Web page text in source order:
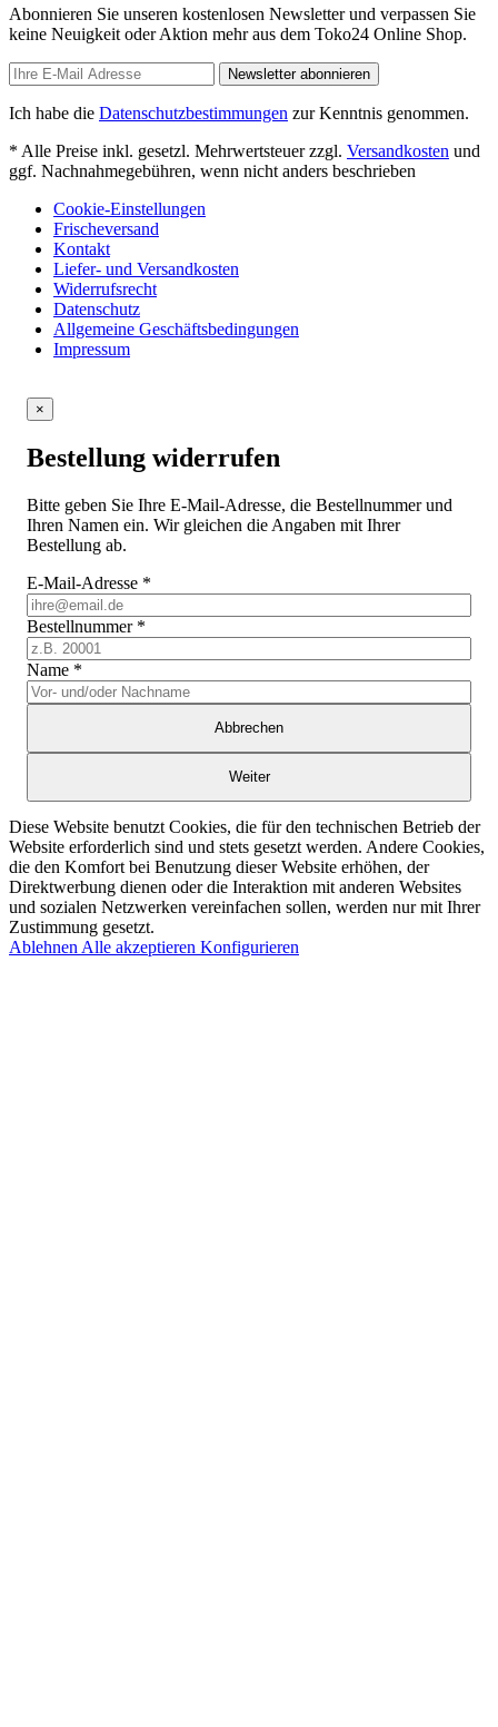
Abonnieren Sie unseren kostenlosen Newsletter und verpassen Sie
keine Neuigkeit oder Aktion mehr aus dem Toko24 Online Shop.
Newsletter abonnieren
Ich habe die Datenschutzbestimmungen zur Kenntnis genommen.
* Alle Preise inkl. gesetzl. Mehrwertsteuer zzgl. Versandkosten und
ggf. Nachnahmegebühren, wenn nicht anders beschrieben
Cookie-Einstellungen
Frischeversand
Kontakt
Liefer- und Versandkosten
Widerrufsrecht
Datenschutz
Allgemeine Geschäftsbedingungen
Impressum
×
Bestellung widerrufen
Bitte geben Sie Ihre E-Mail-Adresse, die Bestellnummer und
Ihren Namen ein. Wir gleichen die Angaben mit Ihrer
Bestellung ab.
E-Mail-Adresse *
Bestellnummer *
Name *
Abbrechen
Weiter
Diese Website benutzt Cookies, die für den technischen Betrieb der
Website erforderlich sind und stets gesetzt werden. Andere Cookies,
die den Komfort bei Benutzung dieser Website erhöhen, der
Direktwerbung dienen oder die Interaktion mit anderen Websites
und sozialen Netzwerken vereinfachen sollen, werden nur mit Ihrer
Zustimmung gesetzt.
Ablehnen Alle akzeptieren Konfigurieren